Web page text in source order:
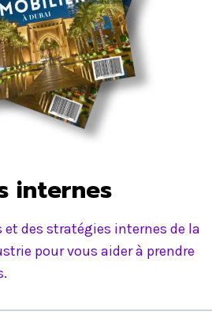
internes
et des stratégies internes de la
pour vous aider à prendre